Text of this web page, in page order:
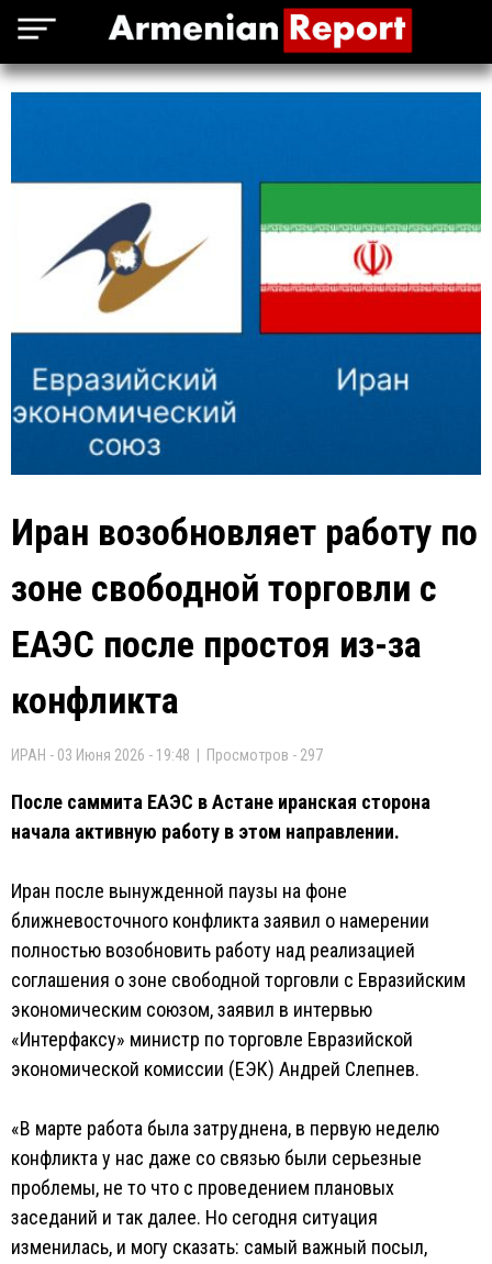
Иран возобновляет работу по
зоне свободной торговли с
ЕАЭС после простоя из-за
конфликта
ИРАН - 03 Июня 2026 - 19:48 | Просмотров - 297
После саммита ЕАЭС в Астане иранская сторона
начала активную работу в этом направлении.
Иран после вынужденной паузы на фоне
ближневосточного конфликта заявил о намерении
полностью возобновить работу над реализацией
соглашения о зоне свободной торговли с Евразийским
экономическим союзом, заявил в интервью
«Интерфаксу» министр по торговле Евразийской
экономической комиссии (ЕЭК) Андрей Слепнев.
«В марте работа была затруднена, в первую неделю
конфликта у нас даже со связью были серьезные
проблемы, не то что с проведением плановых
заседаний и так далее. Но сегодня ситуация
изменилась, и могу сказать: самый важный посыл,